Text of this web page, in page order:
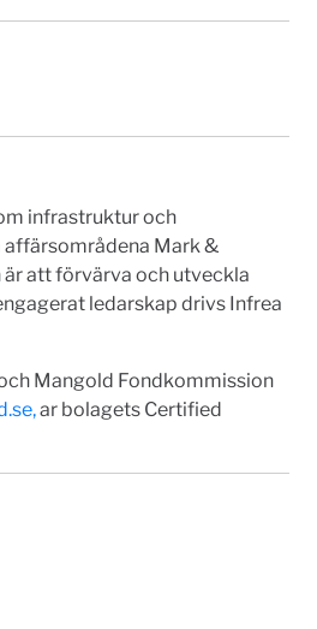
infrastruktur och
affärsområdena Mark &
att förvärva och utveckla
ledarskap drivs Infrea
Mangold Fondkommission
,ar bolagets Certified